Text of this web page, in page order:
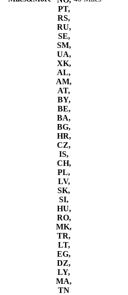
PT,
RS,
RU,
SE,
SM,
UA,
XK,
AL,
AM,
AT,
BY,
BE,
BA,
BG,
HR,
CZ,
IS,
CH,
PL,
LV,
SK,
SI,
HU,
RO,
MK,
TR,
LT,
EG,
DZ,
LY,
MA,
TN